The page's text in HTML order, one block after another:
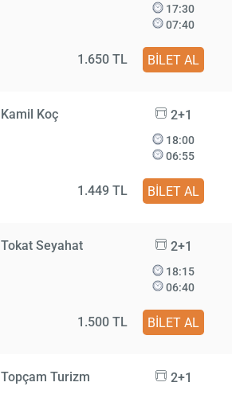
17:30
07:40
1.650 TL BİLET AL
Kamil Koç 2+1
18:00
06:55
1.449 TL BİLET AL
Tokat Seyahat 2+1
18:15
06:40
1.500 TL BİLET AL
Topçam Turizm 2+1